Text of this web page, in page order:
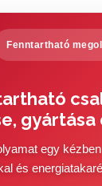
Fenntartható
egy
és